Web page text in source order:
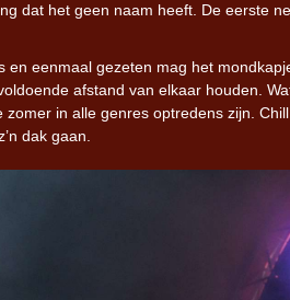
dat het geen naam heeft. De eerste
en eenmaal gezeten mag het
afstand van elkaar houden.
in alle genres optredens zijn.
dak gaan.